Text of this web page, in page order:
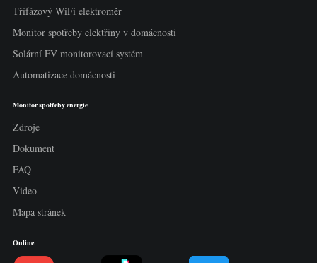
Třífázový WiFi elektroměr
Monitor spotřeby elektřiny v domácnosti
Solární FV monitorovací systém
Automatizace domácnosti
Monitor spotřeby energie
Zdroje
Dokument
FAQ
Video
Mapa stránek
Online